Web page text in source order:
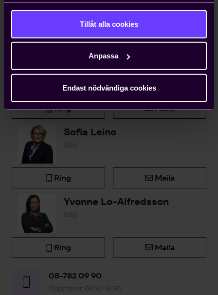
Tillåt alla cookies
Anpassa
Endast nödvändiga cookies
Kontakta oss
Björn Widlert
Chef Medlemsenheten
Ring Maila
Sofia Leino
Sälj
Ring Maila
Yvonne Lo-Alfredsson
Sälj
Ring Maila
08-782 09 90
Öppettider: 08.30-16.30